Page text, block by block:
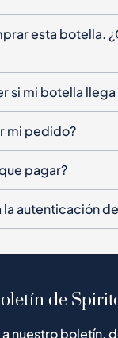
esta botella.
si mi botella
mi pedido?
pagar?
la autenticación
de
nuestro boletín,